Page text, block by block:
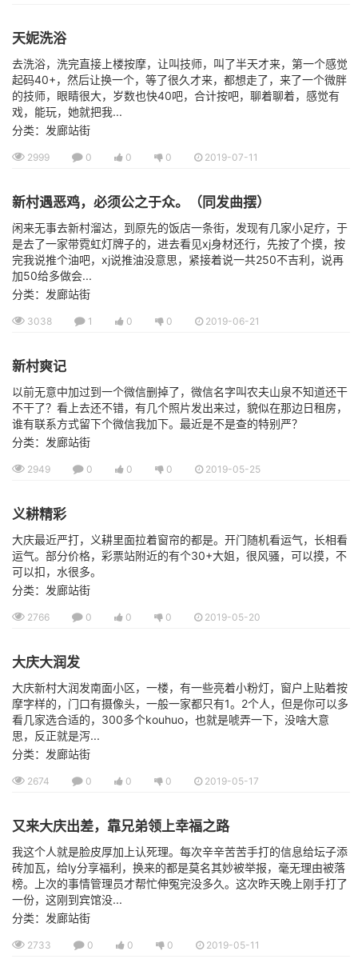
天妮洗浴
去洗浴，洗完直接上楼按摩，让叫技师，叫了半天才来，第一个感觉
起码40+，然后让换一个，等了很久才来，都想走了，来了一个微胖
的技师，眼睛很大，岁数也快40吧，合计按吧，聊着聊着，感觉有
戏，能玩，她就把我...
分类：发廊站街
2999 0 0 0 2019-07-11
新村遇恶鸡，必须公之于众。（同发曲摆）
闲来无事去新村溜达，到原先的饭店一条街，发现有几家小足疗，于
是去了一家带霓虹灯牌子的，进去看见xj身材还行，先按了个摸，按
完我说推个油吧，xj说推油没意思，紧接着说一共250不吉利，说再
加50给多做会...
分类：发廊站街
3038 1 0 0 2019-06-21
新村爽记
以前无意中加过到一个微信删掉了，微信名字叫农夫山泉不知道还干
不干了？看上去还不错，有几个照片发出来过，貌似在那边日租房，
谁有联系方式留下个微信我加下。最近是不是查的特别严？
分类：发廊站街
2949 0 0 0 2019-05-25
义耕精彩
大庆最近严打，义耕里面拉着窗帘的都是。开门随机看运气，长相看
运气。部分价格，彩票站附近的有个30+大姐，很风骚，可以摸，不
可以扣，水很多。
分类：发廊站街
2766 0 0 0 2019-05-20
大庆大润发
大庆新村大润发南面小区，一楼，有一些亮着小粉灯，窗户上贴着按
摩字样的，门口有摄像头，一般一家都只有1。2个人，但是你可以多
看几家选合适的，300多个kouhuo，也就是唬弄一下，没啥大意
思，反正就是泻...
分类：发廊站街
2674 0 0 0 2019-05-17
又来大庆出差，靠兄弟领上幸福之路
我这个人就是脸皮厚加上认死理。每次辛辛苦苦手打的信息给坛子添
砖加瓦，给ly分享福利，换来的都是莫名其妙被举报，毫无理由被落
榜。上次的事情管理员才帮忙伸冤完没多久。这次昨天晚上刚手打了
一份，这刚到宾馆没...
分类：发廊站街
2733 0 0 0 2019-05-11